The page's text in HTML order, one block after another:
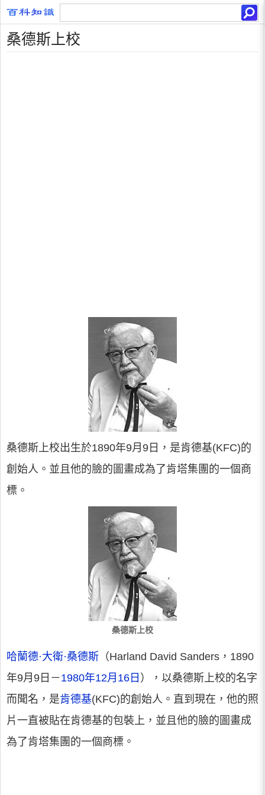
桑德斯上校
桑德斯上校出生於1890年9月9日，是肯德基(KFC)的
創始人。並且他的臉的圖畫成為了肯塔集團的一個商
標。
桑德斯上校
哈蘭德·大衛·桑德斯 （Harland David Sanders，1890
年9月9日－1980年12月16日 ），以桑德斯上校的名字
而聞名，是肯德基(KFC)的創始人。直到現在，他的照
片一直被貼在肯德基的包裝上，並且他的臉的圖畫成
為了肯塔集團的一個商標。